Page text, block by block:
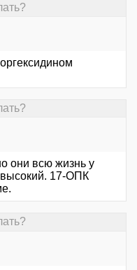
они всю жизнь у
17-ОПК